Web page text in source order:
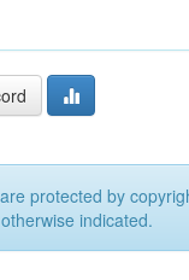
protected by
indicated.